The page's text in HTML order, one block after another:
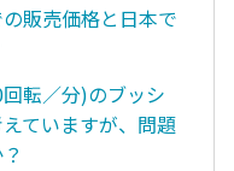
販売価格と日本で
転／分)のブッシ
ていますが、問題